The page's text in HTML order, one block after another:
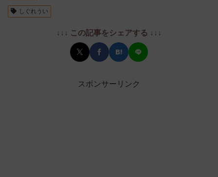
しぐれうい
↓↓↓ この記事をシェアする ↓↓↓
スポンサーリンク